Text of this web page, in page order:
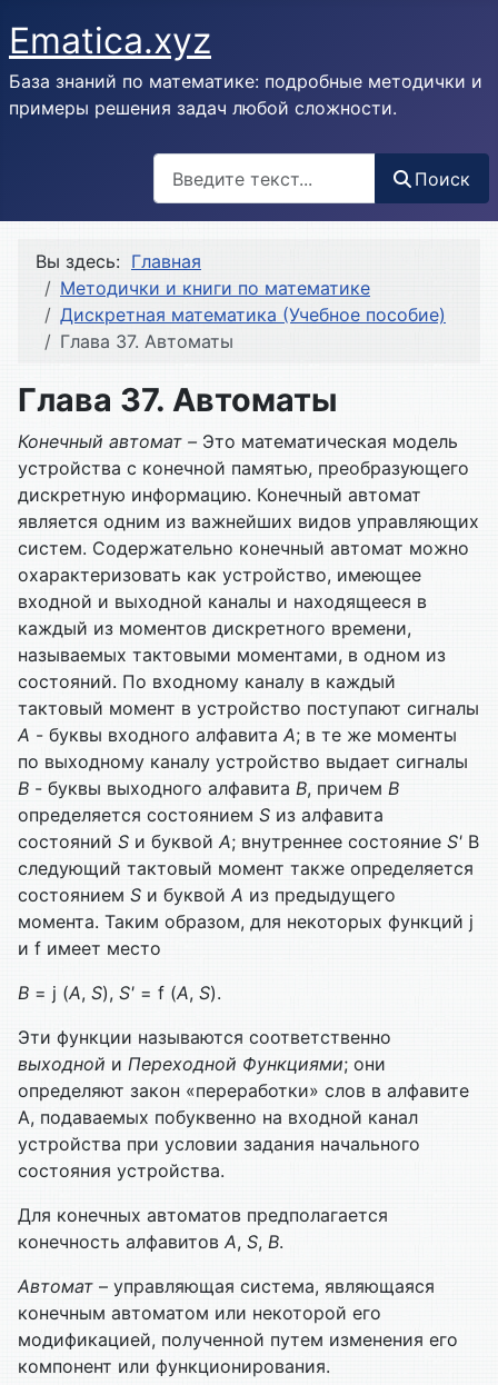
Ematica.xyz
База знаний по математике: подробные методички и
примеры решения задач любой сложности.
Поиск
Вы здесь: Главная
Методички и книги по математике
Дискретная математика (Учебное пособие)
Глава 37. Автоматы
Глава 37. Автоматы
Конечный автомат – Это математическая модель
устройства с конечной памятью, преобразующего
дискретную информацию. Конечный автомат
является одним из важнейших видов управляющих
систем. Содержательно конечный автомат можно
охарактеризовать как устройство, имеющее
входной и выходной каналы и находящееся в
каждый из моментов дискретного времени,
называемых тактовыми моментами, в одном из
состояний. По входному каналу в каждый
тактовый момент в устройство поступают сигналы
A - буквы входного алфавита A; в те же моменты
по выходному каналу устройство выдает сигналы
B - буквы выходного алфавита B, причем B
определяется состоянием S из алфавита
состояний S и буквой A; внутреннее состояние S' В
следующий тактовый момент также определяется
состоянием S и буквойA из предыдущего
момента. Таким образом, для некоторых функций j
и f имеет место
B = j (A, S), S' = f (A, S).
Эти функции называются соответственно
выходной и Переходной Функциями; они
определяют закон «переработки» слов в алфавите
A, подаваемых побуквенно на входной канал
устройства при условии задания начального
состояния устройства.
Для конечных автоматов предполагается
конечность алфавитовA, S, B.
Автомат – управляющая система, являющаяся
конечным автоматом или некоторой его
модификацией, полученной путем изменения его
компонент или функционирования.